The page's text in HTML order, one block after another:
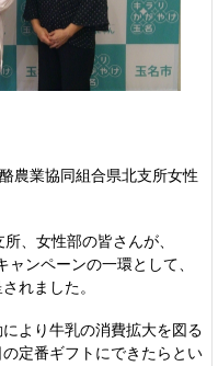
農業協同組合県北支所女性
、女性部の皆さんが、
ャンペーンの一環として、
れました。
より牛乳の消費拡大を図る
定番ギフトにできたらとい